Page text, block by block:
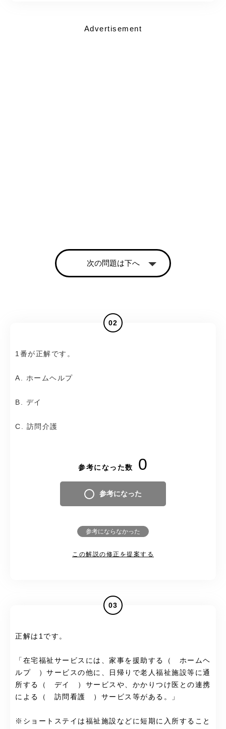
Advertisement
次の問題は下へ
02
1番が正解です。
A. ホームヘルプ
B. デイ
C. 訪問介護
参考になった数 0
参考になった
参考にならなかった
この解説の修正を提案する
03
正解は1です。
「在宅福祉サービスには、家事を援助する（ ホームヘ
ルプ ）サービスの他に、日帰りで老人福祉施設等に通
所する（ デイ ）サービスや、かかりつけ医との連携
による（ 訪問看護 ）サービス等がある。」
※ショートステイは福祉施設などに短期に入所すること